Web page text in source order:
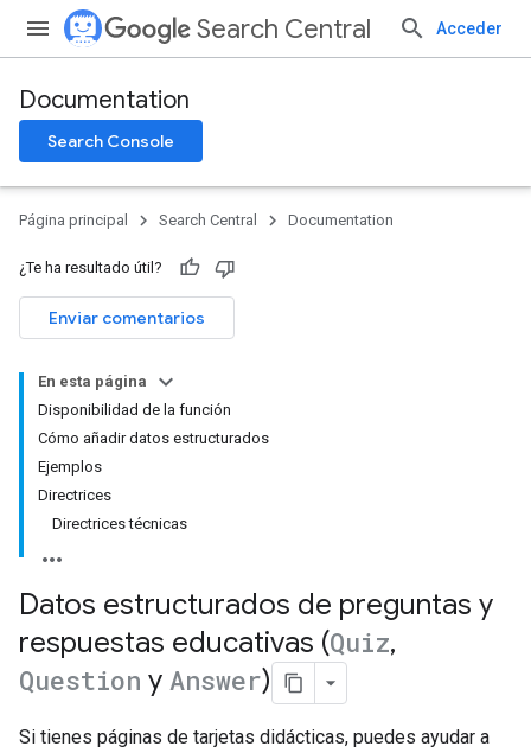
Search Central Acceder
Documentation
Search Console
Página principal Search Central Documentation
¿Te ha resultado útil?
Enviar comentarios
En esta página
Disponibilidad de la función
Cómo añadir datos estructurados
Ejemplos
Directrices
Directrices técnicas
Datos estructurados de preguntas y
respuestas educativas (Quiz,
Question y Answer)
Si tienes páginas de tarjetas didácticas, puedes ayudar a